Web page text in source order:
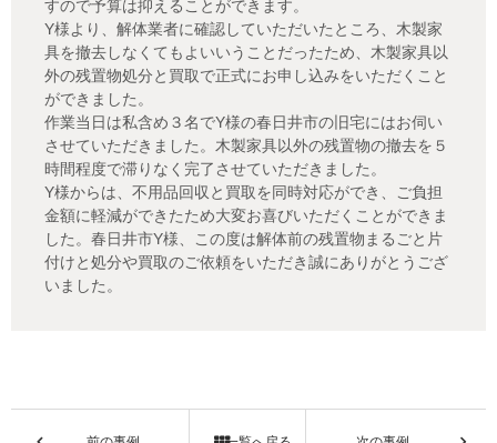
すので予算は抑えることができます。
Y様より、解体業者に確認していただいたところ、木製家
具を撤去しなくてもよいいうことだったため、木製家具以
外の残置物処分と買取で正式にお申し込みをいただくこと
ができました。
作業当日は私含め３名でY様の春日井市の旧宅にはお伺い
させていただきました。木製家具以外の残置物の撤去を５
時間程度で滞りなく完了させていただきました。
Y様からは、不用品回収と買取を同時対応ができ、ご負担
金額に軽減ができたため大変お喜びいただくことができま
した。春日井市Y様、この度は解体前の残置物まるごと片
付けと処分や買取のご依頼をいただき誠にありがとうござ
いました。